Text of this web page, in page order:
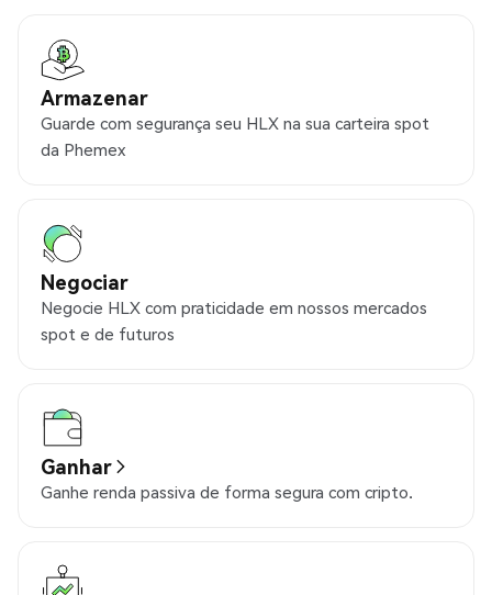
Armazenar
Guarde com segurança seu HLX na sua carteira spot
da Phemex
Negociar
Negocie HLX com praticidade em nossos mercados
spot e de futuros
Ganhar
Ganhe renda passiva de forma segura com cripto.